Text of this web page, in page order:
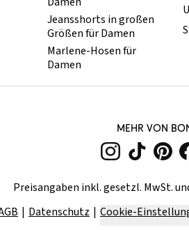
Jeansshorts in großen
Größen für Damen
Marlene-Hosen für
Damen
MEHR VON
Preisangaben inkl. gesetzl. MwSt.
Datenschutz Cookie-